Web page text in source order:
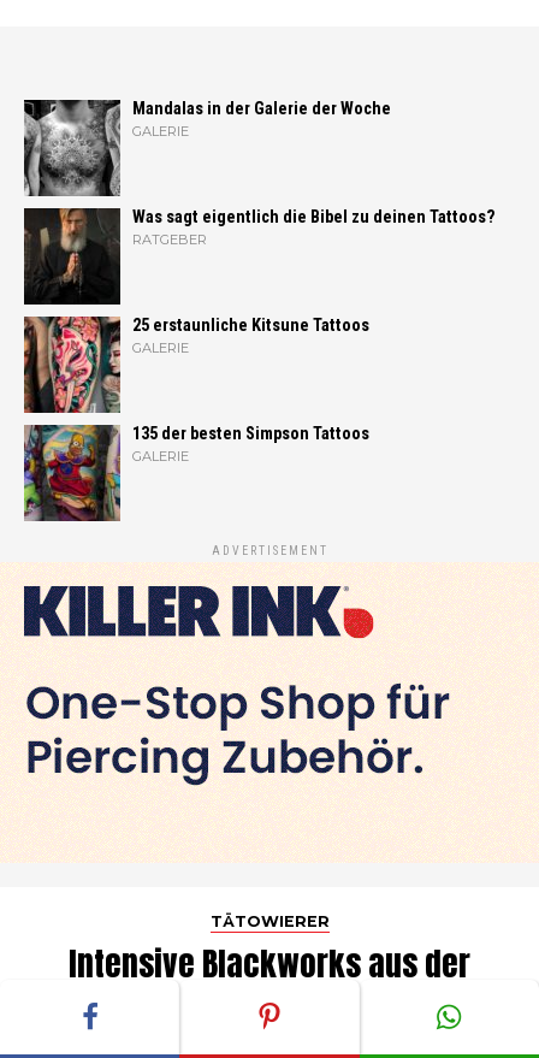
Mandalas in der Galerie der Woche
GALERIE
Was sagt eigentlich die Bibel zu deinen Tattoos?
RATGEBER
25 erstaunliche Kitsune Tattoos
GALERIE
135 der besten Simpson Tattoos
GALERIE
ADVERTISEMENT
TÄTOWIERER
Intensive Blackworks aus der
Anime Welt
Published on 24. Juli 2026